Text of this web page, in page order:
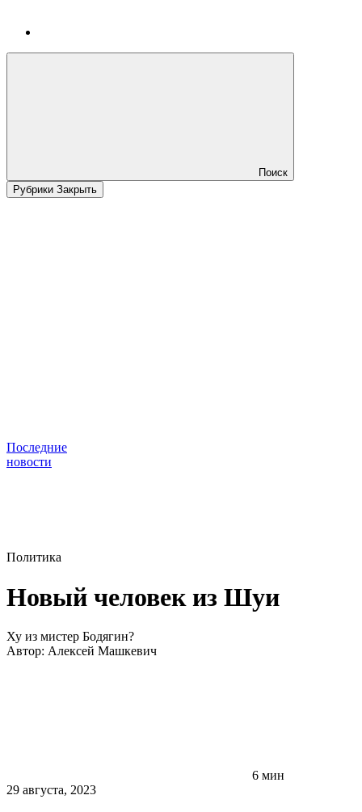
Поиск
Рубрики Закрыть
Последние
новости
Политика
Новый человек из Шуи
Ху из мистер Бодягин?
Автор: Алексей Машкевич
6 мин
29 августа, 2023